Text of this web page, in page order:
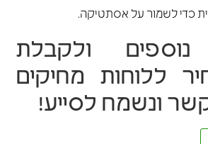
כדי לשמור על אסתטיקה.
ולקבלת
ללוחות מחיקים
קשר ונשמח לסייע!